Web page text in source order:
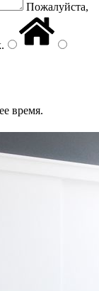
Пожалуйста,
.
время.